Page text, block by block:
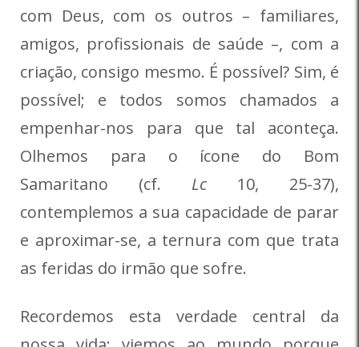
com Deus, com os outros – familiares,
amigos, profissionais de saúde –, com a
criação, consigo mesmo. É possível? Sim, é
possível; e todos somos chamados a
empenhar-nos para que tal aconteça.
Olhemos para o ícone do Bom
Samaritano (cf. Lc 10, 25-37),
contemplemos a sua capacidade de parar
e aproximar-se, a ternura com que trata
as feridas do irmão que sofre.
Recordemos esta verdade central da